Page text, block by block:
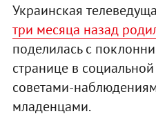
Украинская
три месяца назад
поделилась с
странице в
советами-
младенцами.